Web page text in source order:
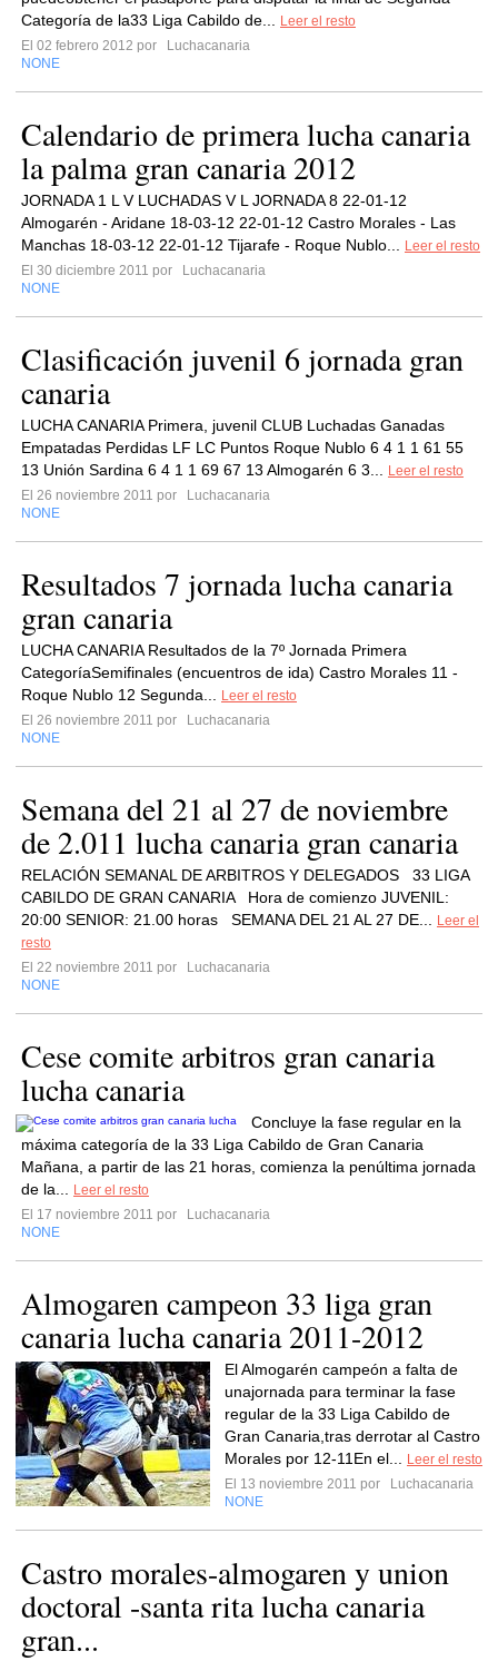
Categoría de la33 Liga Cabildo de...
Leer el resto
El 02 febrero 2012 por
Luchacanaria
NONE
Calendario de primera lucha canaria
la palma gran canaria 2012
JORNADA 1 L V LUCHADAS V L JORNADA 8 22-01-12
Almogarén - Aridane 18-03-12 22-01-12 Castro Morales - Las
Manchas 18-03-12 22-01-12 Tijarafe - Roque Nublo...
Leer el resto
El 30 diciembre 2011 por
Luchacanaria
NONE
Clasificación juvenil 6 jornada gran
canaria
LUCHA CANARIA Primera, juvenil CLUB Luchadas Ganadas
Empatadas Perdidas LF LC Puntos Roque Nublo 6 4 1 1 61 55
13 Unión Sardina 6 4 1 1 69 67 13 Almogarén 6 3...
Leer el resto
El 26 noviembre 2011 por
Luchacanaria
NONE
Resultados 7 jornada lucha canaria
gran canaria
LUCHA CANARIA Resultados de la 7º Jornada Primera
CategoríaSemifinales (encuentros de ida) Castro Morales 11 -
Roque Nublo 12 Segunda...
Leer el resto
El 26 noviembre 2011 por
Luchacanaria
NONE
Semana del 21 al 27 de noviembre
de 2.011 lucha canaria gran canaria
RELACIÓN SEMANAL DE ARBITROS Y DELEGADOS 33 LIGA
CABILDO DE GRAN CANARIA Hora de comienzo JUVENIL:
20:00 SENIOR: 21.00 horas SEMANA DEL 21 AL 27 DE...
Leer el
resto
El 22 noviembre 2011 por
Luchacanaria
NONE
Cese comite arbitros gran canaria
lucha canaria
Concluye la fase regular en la
máxima categoría de la 33 Liga Cabildo de Gran Canaria
Mañana, a partir de las 21 horas, comienza la penúltima jornada
de la...
Leer el resto
El 17 noviembre 2011 por
Luchacanaria
NONE
Almogaren campeon 33 liga gran
canaria lucha canaria 2011-2012
El Almogarén campeón a falta de
unajornada para terminar la fase
regular de la 33 Liga Cabildo de
Gran Canaria,tras derrotar al Castro
Morales por 12-11En el...
Leer el resto
El 13 noviembre 2011 por
Luchacanaria
NONE
Castro morales-almogaren y union
doctoral -santa rita lucha canaria
gran...